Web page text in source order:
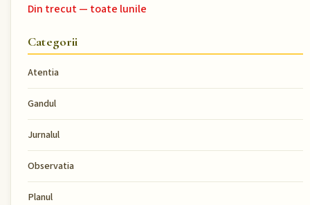
Din trecut — toate lunile
Categorii
Atentia
Gandul
Jurnalul
Observatia
Planul